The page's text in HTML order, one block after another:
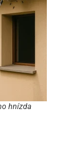
hnízda